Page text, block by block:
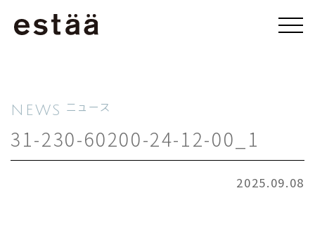
NEWS ニュース
31-230-60200-24-12-00_1
2025.09.08